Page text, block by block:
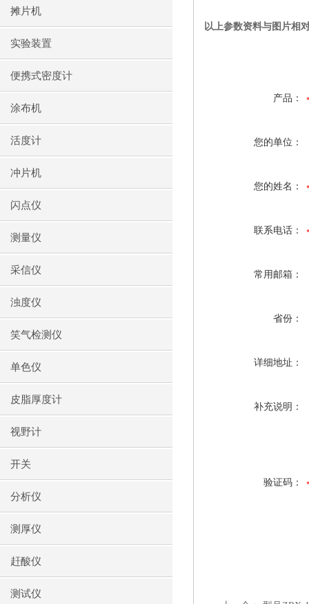
摊片机
实验装置
便携式密度计
涂布机
活度计
冲片机
闪点仪
测量仪
采信仪
浊度仪
笑气检测仪
单色仪
皮脂厚度计
视野计
开关
分析仪
测厚仪
赶酸仪
测试仪
以上参数资料与图片相
产品：
您的单位：
您的姓名：
联系电话：
常用邮箱：
省份：
详细地址：
补充说明：
验证码：